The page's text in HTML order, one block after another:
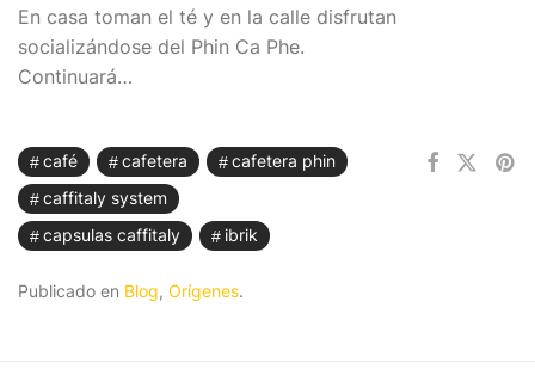
En casa toman el té y en la calle disfrutan
socializándose del Phin Ca Phe.
Continuará…
café cafetera
cafetera phin
caffitaly system
capsulas caffitaly
ibrik
Publicado en Blog, Orígenes.